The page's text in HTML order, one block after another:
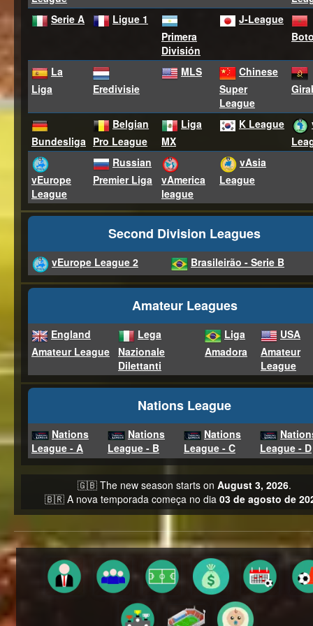
Serie A
Ligue 1
Primera
División
J-League
La
Liga
Eredivisie
MLS
Chinese
Super
League
Bundesliga
Belgian
Pro League
Liga
MX
K League
vEurope
League
Russian
Premier Liga
vAmerica
league
vAsia
League
Second Division Leagues
vEurope League 2 Brasileirão - Serie B
Amateur Leagues
England
Amateur League
Lega
Nazionale
Dilettanti
Liga
Amadora
USA
Amateur
League
Nations League
Nations
League - A
Nations
League - B
Nations
League - C
League - D
🇬🇧 The new season starts on August 3, 2026.
🇧🇷 A nova temporada começa no dia 03 de agosto de